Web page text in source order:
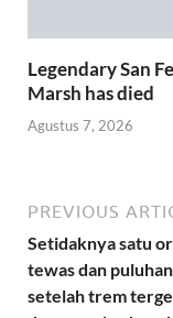
Legendary San
Marsh has died
Agustus 7, 2026
PREVIOUS
Setidaknya satu
tewas dan
setelah trem